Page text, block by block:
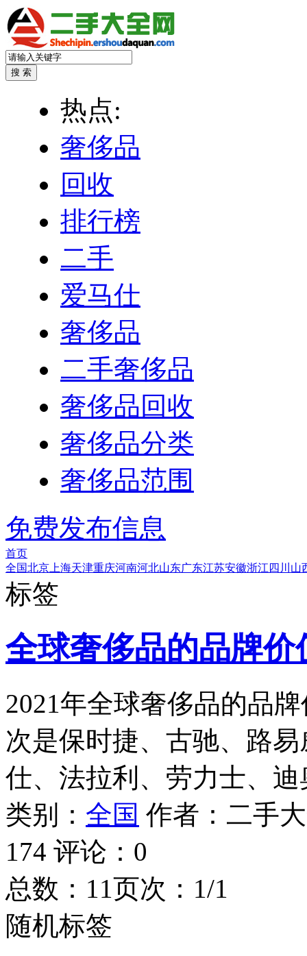
热点:
奢侈品
回收
排行榜
二手
爱马仕
奢侈品
二手奢侈品
奢侈品回收
奢侈品分类
奢侈品范围
免费发布信息
首页
全国北京 上海天津重庆河南河北山东广东江苏安徽浙江 四川 山
标签
全球奢侈品的品牌价
2021年全球奢侈品的品
次是保时捷、古驰、路
仕、法拉利、劳力士、
类别： 全国 作者： 二手
174 评论： 0
总数：11页次：1/1
随机标签